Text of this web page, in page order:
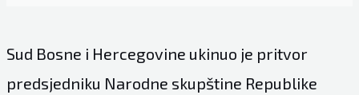
Sud Bosne i Hercegovine ukinuo je pritvor
predsjedniku Narodne skupštine Republike